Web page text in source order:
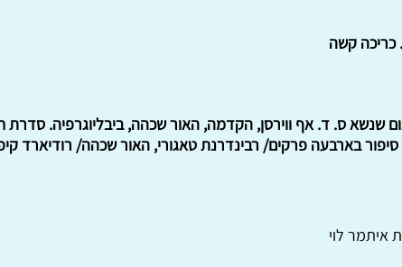
שנשא ס. ד. אף ווירסן, הקדמה, האור שכהה, ביבליוגרפיה.
בארבעה פרקים/ רבינדרנת טאגורי, האור שכהה/ רודיארד
איתמר לוי